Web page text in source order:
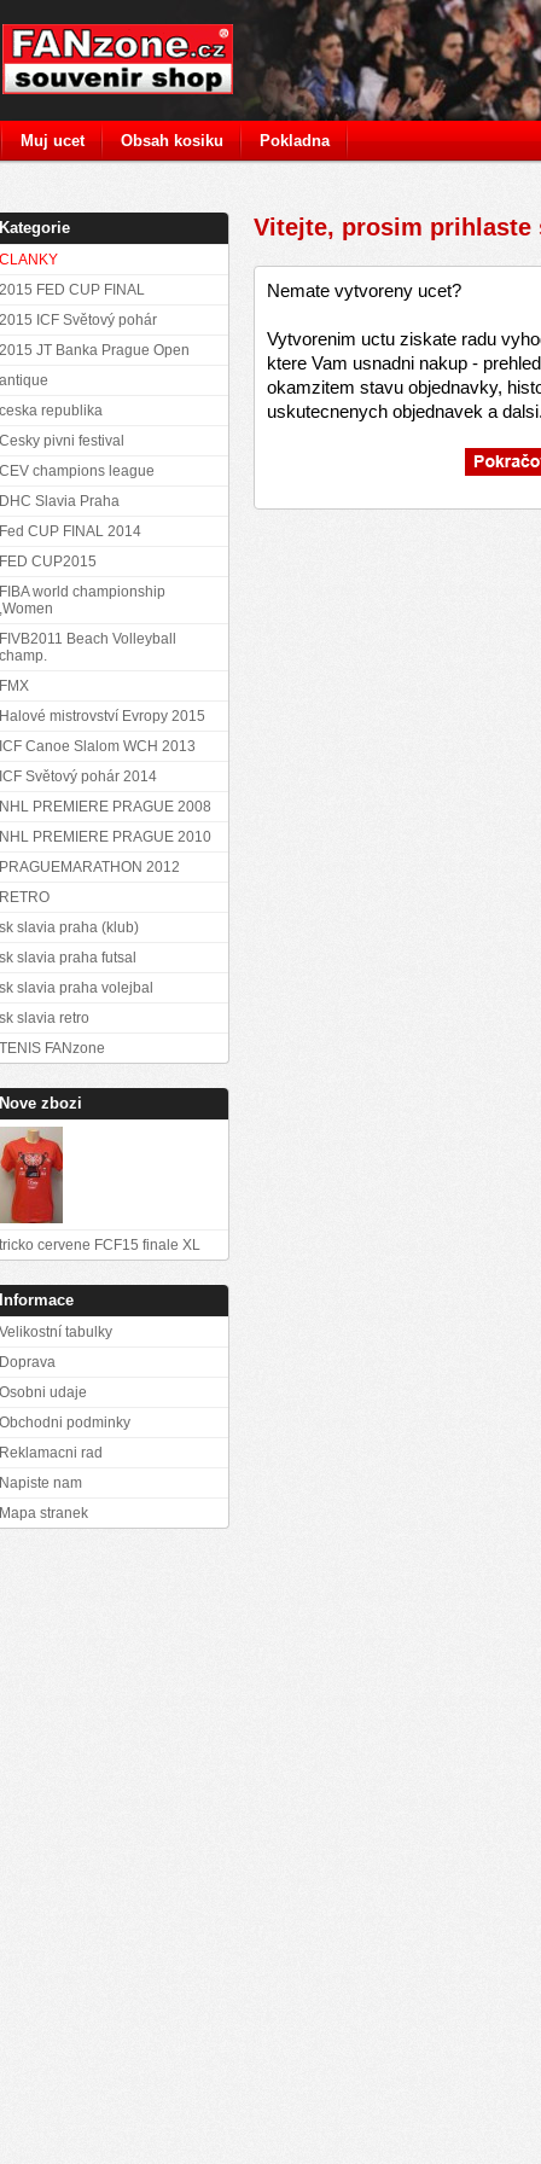
Vitejte, prosim prihlaste
Nemate vytvoreny ucet?
Vytvorenim uctu ziskate radu
ktere Vam usnadni nakup -
okamzitem stavu objednavky,
uskutecnenych objednavek a
Kategorie
CLANKY
2015 FED CUP FINAL
2015 ICF Světový pohár
2015 JT Banka Prague Open
antique
ceska republika
Cesky pivni festival
CEV champions league
DHC Slavia Praha
Fed CUP FINAL 2014
FED CUP2015
FIBA world championship
,Women
FIVB2011 Beach Volleyball
champ.
FMX
Halové mistrovství Evropy 2015
ICF Canoe Slalom WCH 2013
ICF Světový pohár 2014
NHL PREMIERE PRAGUE 2008
NHL PREMIERE PRAGUE 2010
PRAGUEMARATHON 2012
RETRO
sk slavia praha (klub)
sk slavia praha futsal
sk slavia praha volejbal
sk slavia retro
TENIS FANzone
Nove zbozi
tricko cervene FCF15 finale XL
Informace
Velikostní tabulky
Doprava
Osobni udaje
Obchodni podminky
Reklamacni rad
Napiste nam
Mapa stranek
Muj ucet Obsah kosiku Pokladna